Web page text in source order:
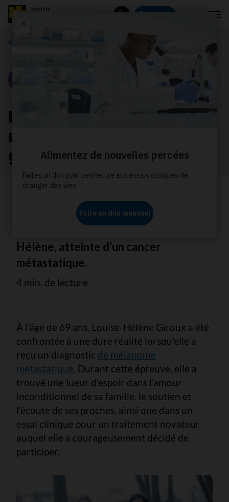
Donnez
De l'espoir pour la
rémission du mélanome
grâce à la recherche
Comment un essai clinique financé par
la Société canadienne du cancer a
Hélène, atteinte d'un cancer
métastatique.
4 min. de lecture
À l’âge de 69 ans, Louise-Hélène Giroux a été
confrontée à une dure réalité lorsqu'elle a
reçu un diagnostic de mélanome
métastatique. Durant cette épreuve, elle a
trouvé une lueur d'espoir dans l'amour
inconditionnel de sa famille, le soutien et
l’écoute de ses proches, ainsi que dans un
essai clinique pour un traitement novateur
auquel elle a courageusement décidé de
participer.